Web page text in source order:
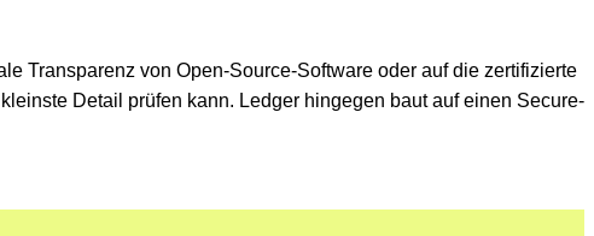
Transparenz von Open-Source-Software oder auf die zertifizierte
Detail prüfen kann. Ledger hingegen baut auf einen Secure-